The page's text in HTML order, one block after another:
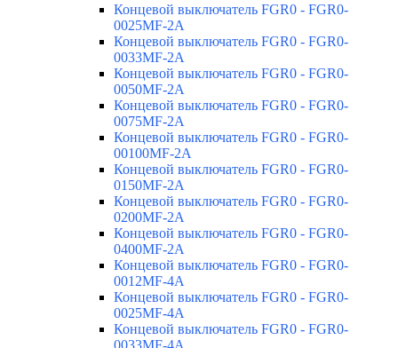
Концевой выключатель FGR0 - FGR0-
0025MF-2A
Концевой выключатель FGR0 - FGR0-
0033MF-2A
Концевой выключатель FGR0 - FGR0-
0050MF-2A
Концевой выключатель FGR0 - FGR0-
0075MF-2A
Концевой выключатель FGR0 - FGR0-
00100MF-2A
Концевой выключатель FGR0 - FGR0-
0150MF-2A
Концевой выключатель FGR0 - FGR0-
0200MF-2A
Концевой выключатель FGR0 - FGR0-
0400MF-2A
Концевой выключатель FGR0 - FGR0-
0012MF-4A
Концевой выключатель FGR0 - FGR0-
0025MF-4A
Концевой выключатель FGR0 - FGR0-